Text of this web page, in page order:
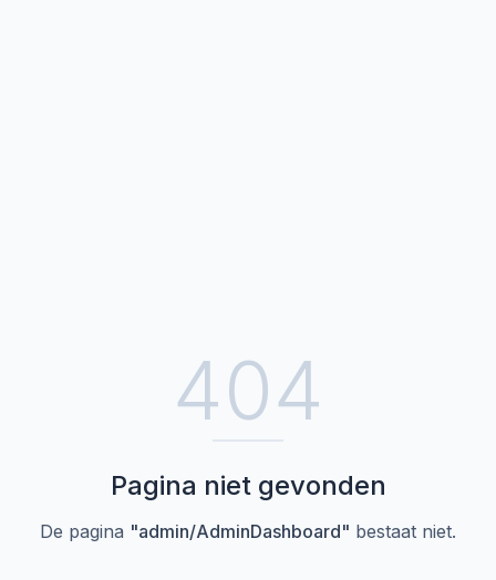
404
Pagina niet gevonden
De pagina "admin/AdminDashboard" bestaat niet.